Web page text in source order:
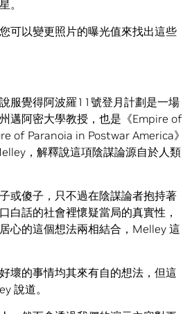
。
可以變更照片的曝光值來找出這些
服覺得阿波羅11號登月計劃是一場
邁阿密大學教授，也是《Empire of
of Paranoia in Postwar America》
，解釋說這項陰謀論源自於人類
或傻子，只不過在陰謀論者抱持著
白話的社會裡懷疑當局的真實性，
心的這個想法兩相結合，Melley 這
壞的事情均其來有自的想法，但這
說道。